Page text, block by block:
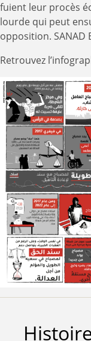
fuient leur procès
lourde qui peut
opposition. SANAD
Retrouvez